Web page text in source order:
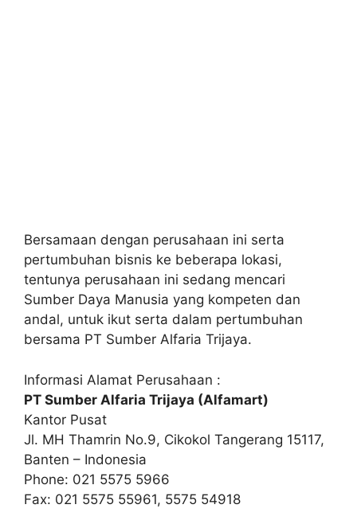
Bersamaan dengan perusahaan ini serta
pertumbuhan bisnis ke beberapa lokasi,
tentunya perusahaan ini sedang mencari
Sumber Daya Manusia yang kompeten dan
andal, untuk ikut serta dalam pertumbuhan
bersama PT Sumber Alfaria Trijaya.
Informasi Alamat Perusahaan :
PT Sumber Alfaria Trijaya (Alfamart)
Kantor Pusat
Jl. MH Thamrin No.9, Cikokol Tangerang 15117,
Banten – Indonesia
Phone: 021 5575 5966
Fax: 021 5575 55961, 5575 54918